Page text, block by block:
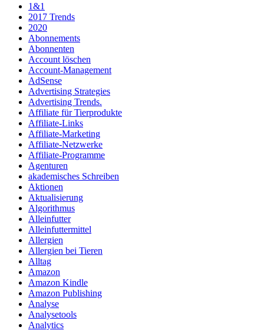
1&1
2017 Trends
2020
Abonnements
Abonnenten
Account löschen
Account-Management
AdSense
Advertising Strategies
Advertising Trends.
Affiliate für Tierprodukte
Affiliate-Links
Affiliate-Marketing
Affiliate-Netzwerke
Affiliate-Programme
Agenturen
akademisches Schreiben
Aktionen
Aktualisierung
Algorithmus
Alleinfutter
Alleinfuttermittel
Allergien
Allergien bei Tieren
Alltag
Amazon
Amazon Kindle
Amazon Publishing
Analyse
Analysetools
Analytics